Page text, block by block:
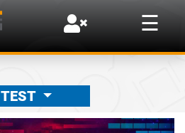
☰
×
TEST